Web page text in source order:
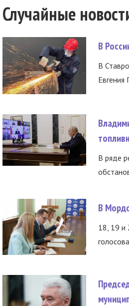
Случайные
В
В
В ряде
В
18, 19 и